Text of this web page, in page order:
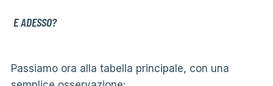
E ADESSO?
Passiamo ora alla tabella principale, con una